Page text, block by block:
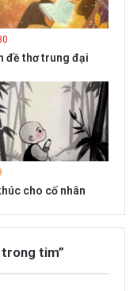
đề thơ trung đại
cho cố nhân
tim”